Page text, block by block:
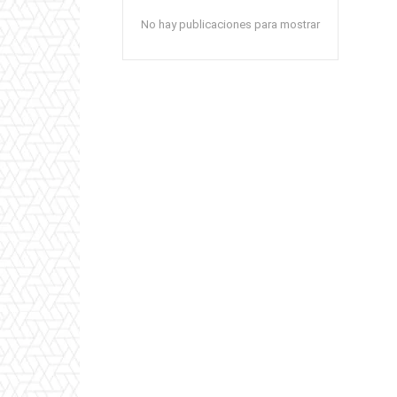
No hay publicaciones para mostrar